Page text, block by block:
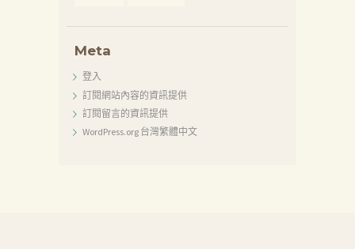
Meta
登入
訂閱網站內容的資訊提供
訂閱留言的資訊提供
WordPress.org 台灣繁體中文